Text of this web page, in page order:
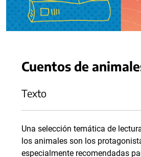
Cuentos de
Texto
Una selección temática de
los animales son los
especialmente recomendadas